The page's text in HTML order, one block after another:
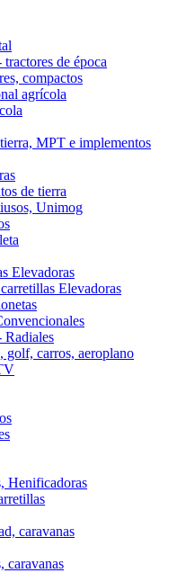
de época
compactos
agrícola
MPT e implementos
de tierra
Unimog
Elevadoras
Elevadoras
Radiales
golf, carros, aeroplano
Henificadoras
caravanas
caravanas